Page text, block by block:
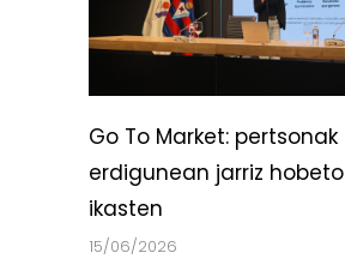
Go To Market: pertsonak
erdigunean jarriz
ikasten
15/06/2026